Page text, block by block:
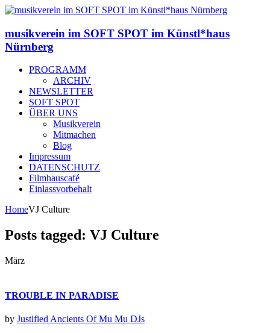
musikverein im SOFT SPOT im Künstl*haus
Nürnberg
PROGRAMM
ARCHIV
NEWSLETTER
SOFT SPOT
ÜBER UNS
Musikverein
Mitmachen
Blog
Impressum
DATENSCHUTZ
Filmhauscafé
Einlassvorbehalt
HomeVJ Culture
Posts tagged: VJ Culture
März
TROUBLE IN PARADISE
by Justified Ancients Of Mu Mu DJs